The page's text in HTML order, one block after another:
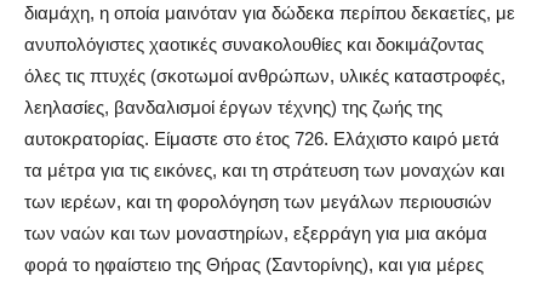
διαμάχη, η οποία μαινόταν για δώδεκα περίπου δεκαετίες, με
ανυπολόγιστες χαοτικές συνακολουθίες και δοκιμάζοντας
όλες τις πτυχές (σκοτωμοί ανθρώπων, υλικές καταστροφές,
λεηλασίες, βανδαλισμοί έργων τέχνης) της ζωής της
αυτοκρατορίας. Είμαστε στο έτος 726. Ελάχιστο καιρό μετά
τα μέτρα για τις εικόνες, και τη στράτευση των μοναχών και
των ιερέων, και τη φορολόγηση των μεγάλων περιουσιών
των ναών και των μοναστηρίων, εξερράγη για μια ακόμα
φορά το ηφαίστειο της Θήρας (Σαντορίνης), και για μέρες